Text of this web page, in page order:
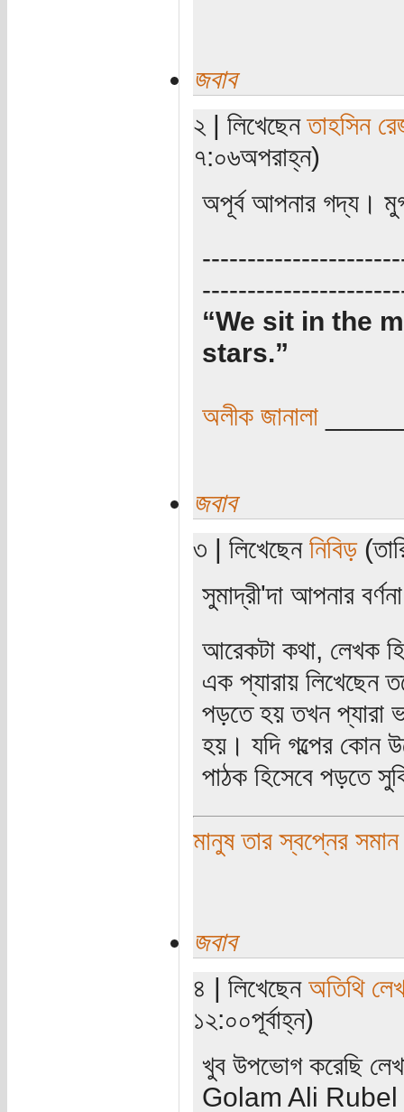
জবাব
২ | লিখেছেনতাহসিন
৭:০৬অপরাহ্ন)
অপূর্ব আপনার গদ্য।
“We sit in the
stars.”
অলীক জানালা
জবাব
৩ | লিখেছেন নিবিড়
সুমাদ্রী'দা আপনার
আরেকটা কথা, লেখক
এক প্যারায় লিখেছেন
পড়তে হয় তখন প্যারা
হয়। যদি গল্পের কোন
পাঠক হিসেবে পড়তে
মানুষ তার স্বপ্নের
জবাব
৪ | লিখেছেন অতিথি
১২:০০পূর্বাহ্ন)
খুব উপভোগ করেছি
Golam Ali Rubel